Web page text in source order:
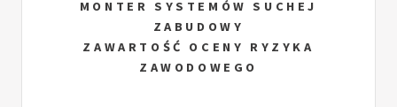
MONTER SYSTEMÓW SUCHEJ
ZABUDOWY
ZAWARTOŚĆ OCENY RYZYKA
ZAWODOWEGO